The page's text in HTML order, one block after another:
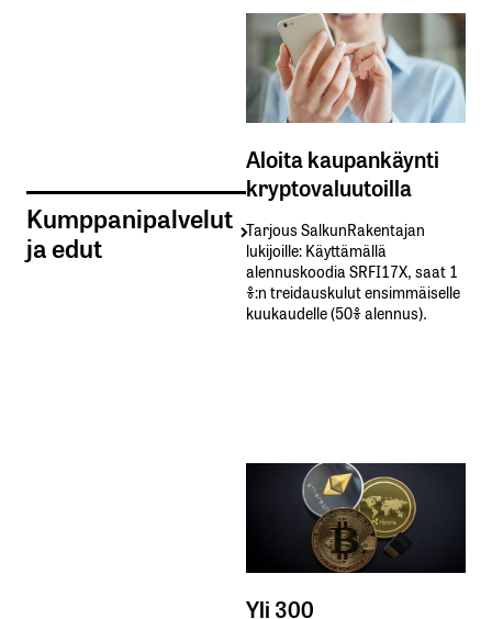
Kumppanipalvelut
ja edut
Aloita kaupankäynti
kryptovaluutoilla
Tarjous SalkunRakentajan
lukijoille: Käyttämällä​ ​
alennuskoodia​ ​SRFI17X,​ ​saat​ ​1
%:n treidauskulut​ ​ensimmäiselle​ ​
kuukaudelle​ ​(50%​ ​alennus).
Yli 300